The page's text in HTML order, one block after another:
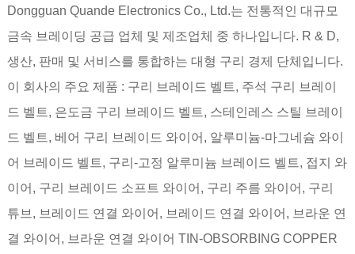
Dongguan Quande Electronics Co., Ltd.는 전통적인 대규모
금속 브레이딩 공급 업체 및 제조업체 중 하나입니다. R & D,
생산, 판매 및 서비스를 통합하는 대형 구리 경제 단체입니다.
이 회사의 주요 제품 : 구리 브레이드 벨트, 주석 구리 브레이
드 벨트, 은도금 구리 브레이드 벨트, 스테인레스 스틸 브레이
드 벨트, 베어 구리 브레이드 와이어, 알루미늄-마그네슘 와이
어 브레이드 벨트, 구리-고정 알루미늄 브레이드 벨트, 접지 와
이어, 구리 브레이드 소프트 와이어, 구리 주름 와이어, 구리
튜브, 브레이드 연결 와이어, 브레이드 연결 와이어, 브라운 연
결 와이어, 브라운 연결 와이어 TIN-OBSORBING COPPER